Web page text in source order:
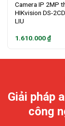
Camera IP 2MP
HIKvision DS-
LIU
1.610.000₫
Giải pháp
công